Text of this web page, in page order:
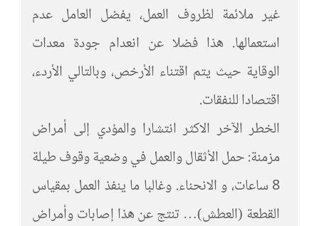
غير ملائمة لظروف العمل، يفضل العامل عدم
استعمالها. هذا فضلا عن انعدام جودة معدات
الوقاية حيث يتم اقتناء الأرخص، وبالتالي الأردء،
اقتصادا للنفقات.
الخطر الآخر الاكثر انتشارا والمؤدي إلى أمراض
مزمنة: حمل الأثقال والعمل في وضعية وقوف طيلة
8 ساعات، و الانحناء. وغالبا ما ينفذ العمل بمقياس
القطعة (العطش)… تنتج عن هذا إصابات وأمراض